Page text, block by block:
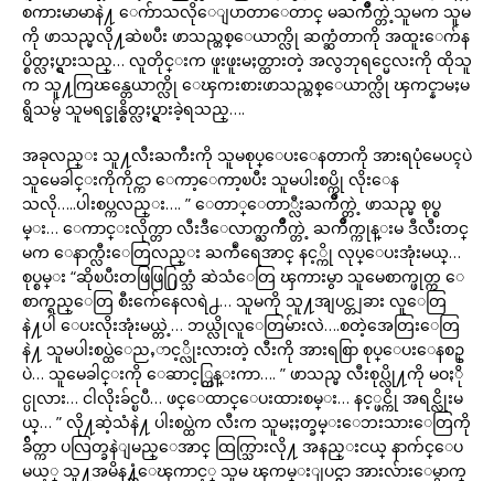
စကားမာမာနဲ႔ ေက်ာသလိုေျပာတာေတာင္ မႀကိဳက္တဲ့သူမက သူမ
ကို ဖာသည္မလို႔ဆဲၿပီး ဖာသည္တစ္ေယာက္လို ဆက္ဆံတာကို အထူးေက်န
ပ္စိတ္လႈပ္ရွားသည္… လူတိုင္းက ဖူးဖူးမႈတ္ထားတဲ့ အလွဘုရင္မေလးကို ထိုသူ
က သူ႔ကြၽန္တေယာက္လို ေၾကးစားဖာသည္တစ္ေယာက္လို ၾကင္နာမႈမ
ရွိသမွ် သူမရင္ခုန္စိတ္လႈပ္ရွားခဲ့ရသည္….
အခုလည္း သူ႔လီးႀကီးကို သူမစုပ္ေပးေနတာကို အားရပုံမေပၚပဲ
သူမေခါင္းကိုကိုင္ကာ ေကာ့ေကာ့ၿပီး သူမပါးစပ္ကို လိုးေန
သလို…..ပါးစပ္ကလည္း…. ” ေတာ္ေတာ္လီးႀကိဳက္တဲ့ ဖာသည္မ စုပ္စ
မ္း… ေကာင္းလိုက္တာ လီးဒီေလာက္ႀကိဳက္တဲ့ ႀကိဳက္ကုန္းမ ဒီလီးတင္
မက ေနာက္လီးေတြလည္း ႀကဳံရေအာင္ နင့္ကို လုပ္ေပးအုံးမယ္…
စုပ္စမ္း “ဆိုၿပီးတဖြဖြ႐ြတ္သံ ဆဲသံေတြ ၾကားမွာ သူမေစာက္ဖုတ္က ေ
စာက္ရည္ေတြ စီးက်ေနေလရဲ႕… သူမကို သူ႔အျပင္တျခား လူေတြ
နဲ႔ပါ ေပးလိုးအုံးမယ္တဲ့… ဘယ္လိုလူေတြမ်ားလဲ….စတဲ့အေတြးေတြ
နဲ႔ သူမပါးစပ္ထဲေညႇာင့္လိုးလားတဲ့ လီးကို အားရစြာ စုပ္ေပးေနစဥ္
ပဲ… သူမေခါင္းကို ေဆာင့္တြန္းကာ…. ” ဖာသည္မ လီးစုပ္လို႔ကို မဝႏို
င္ပုလား… ငါလိုးခ်င္ၿပီ… ဖင္ေထာင္ေပးထားစမ္း… နင့္ဖင္ကို အရင္လိုးမ
ယ္… ” လို႔ဆဲ့သံနဲ႔ ပါးစပ္ထဲက လီးက သူမႏႈတ္ခမ္းေဘးသားေတြကို
ခ်ိတ္ကာ ပလြတ္ခနဲျမည္ေအာင္ ထြက္သြားလို႔ အနည္းငယ္ နာက်င္ေပ
မယ့္ သူ႔အမိန႔္သံေၾကာင့္ သူမ ၾကမ္းျပင္မွာ အားလ်ားေမွာက္